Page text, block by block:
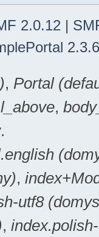
2.0.12 |
, Portal
,
.
,
utf8
,